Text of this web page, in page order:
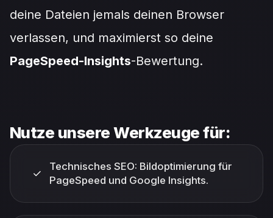
deine Dateien jemals deinen Browser
verlassen, und maximierst so deine
PageSpeed-Insights-Bewertung.
Nutze unsere Werkzeuge für:
✓
Technisches SEO: Bildoptimierung für
PageSpeed und Google Insights.